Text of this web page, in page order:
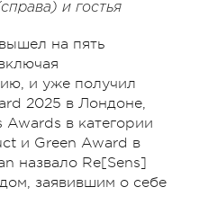
и гостья
на пять
и уже получил
2025 в Лондоне,
в категории
и Green Award в
назвало Re[Sens]
заявившим о себе